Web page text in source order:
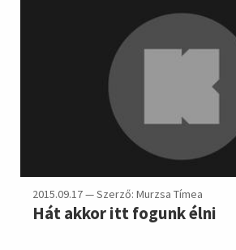
2015.09.17 — Szerző: Murzsa Tímea
Hát akkor itt fogunk élni